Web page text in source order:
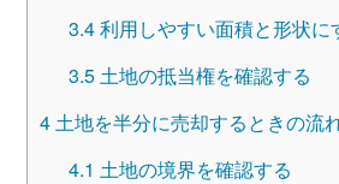
3.4利用しやすい面積と形状に
3.5土地の抵当権を確認する
4土地を半分に売却するときの流
4.1 土地の境界を確認する